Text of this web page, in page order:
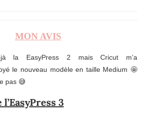
MON AVIS
la EasyPress 2 mais Cricut m’a
le nouveau modèle en taille Medium 🤩
pas 😅
3